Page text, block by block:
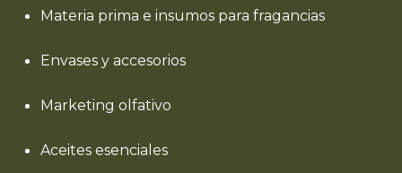
Materia prima e insumos para fragancias
Envases y accesorios
Marketing olfativo
Aceites esenciales